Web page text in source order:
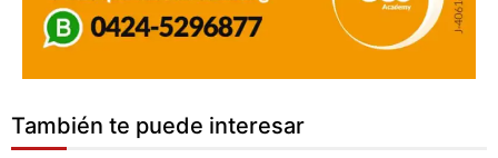
También te puede interesar